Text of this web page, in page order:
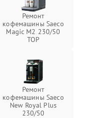
Ремонт
кофемашины Saeco
Magic M2 230/50
TOP
Ремонт
кофемашины Saeco
New Royal Plus
230/50